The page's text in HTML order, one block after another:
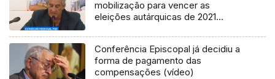
mobilização para vencer as
eleições autárquicas de 2021
Conferência Episcopal já decidiu a
forma de pagamento das
compensações (vídeo)